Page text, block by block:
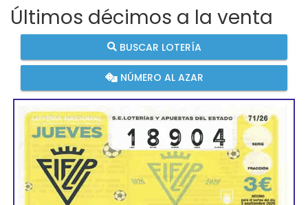
Últimos décimos a la venta
BUSCAR LOTERÍA
NÚMERO AL AZAR